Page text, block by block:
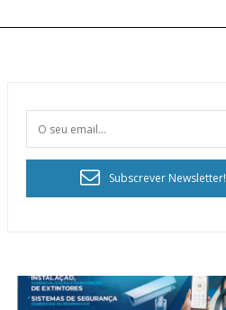
Subscrever Newsletter!